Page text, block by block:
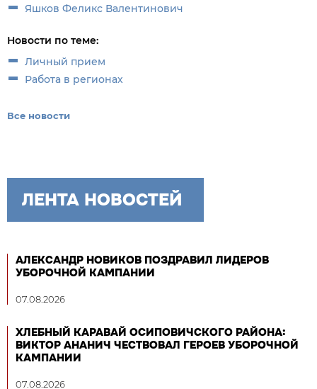
Яшков Феликс Валентинович
Новости по теме:
Личный прием
Работа в регионах
Все новости
ЛЕНТА НОВОСТЕЙ
АЛЕКСАНДР НОВИКОВ ПОЗДРАВИЛ ЛИДЕРОВ
УБОРОЧНОЙ КАМПАНИИ
07.08.2026
ХЛЕБНЫЙ КАРАВАЙ ОСИПОВИЧСКОГО РАЙОНА:
ВИКТОР АНАНИЧ ЧЕСТВОВАЛ ГЕРОЕВ УБОРОЧНОЙ
КАМПАНИИ
07.08.2026